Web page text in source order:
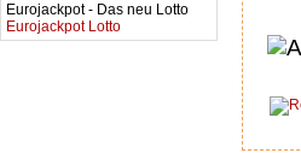
Eurojackpot - Das neu Lotto
Eurojackpot Lotto